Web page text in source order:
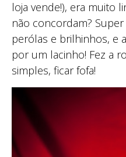
loja vende!), era muito
não concordam?
perólas e brilhinhos, e
por um lacinho! Fez a
simples, ficar fofa!